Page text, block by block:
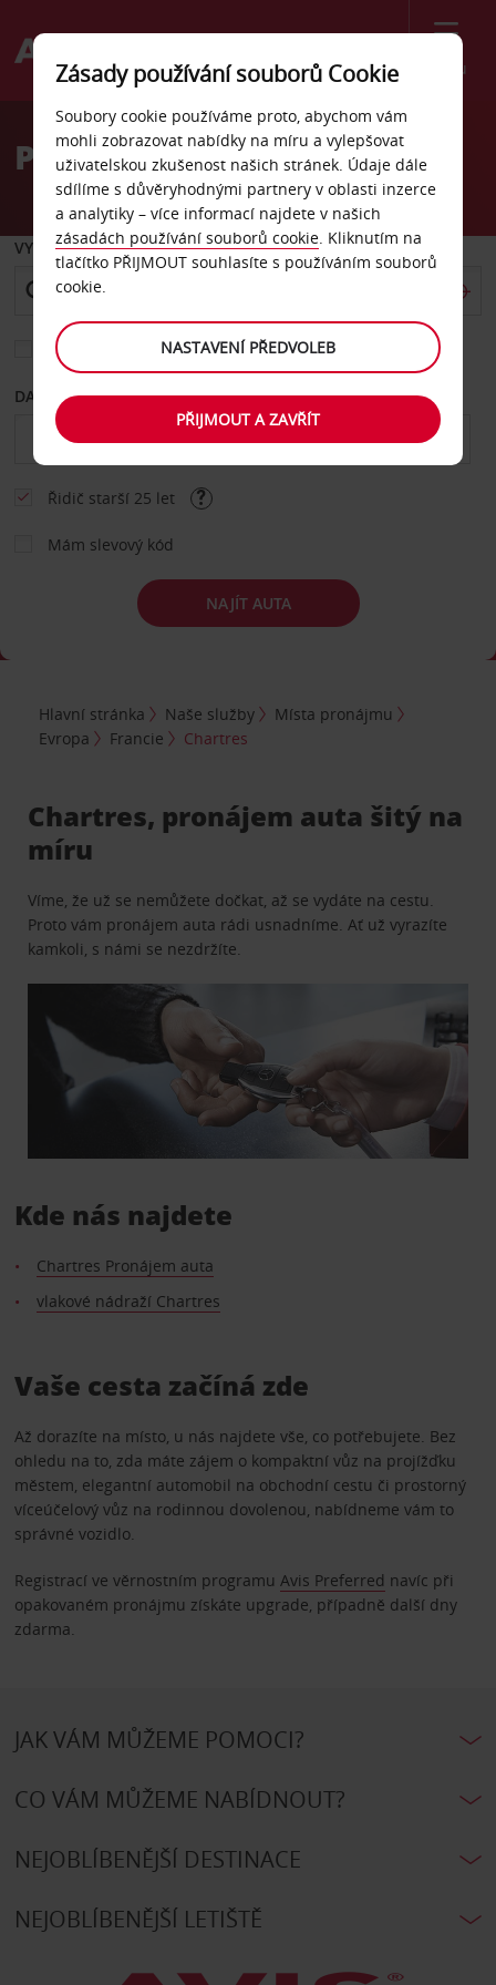
Menu
Welcome
AvisPronájem auta Chartres
VYZVEDNOUT Z
Vyberte si jiné místo vrácení
DATUM OD DATUM DO
Řidič starší 25 let
Mám slevový kód
NAJÍT AUTA
Hlavní stránka Naše služby
Místa pronájmu
Evropa
Francie Chartres
Chartres, pronájem auta šitý na
míru
Víme, že už se nemůžete dočkat, až se vydáte na cestu.
Proto vám pronájem auta rádi usnadníme. Ať už vyrazíte
kamkoli, s námi se nezdržíte.
Kde nás najdete
Chartres Pronájem auta
vlakové nádraží Chartres
Vaše cesta začíná zde
Až dorazíte na místo, u nás najdete vše, co potřebujete. Bez
ohledu na to, zda máte zájem o kompaktní vůz na projížďku
městem, elegantní automobil na obchodní cestu či prostorný
víceúčelový vůz na rodinnou dovolenou, nabídneme vám to
správné vozidlo.
Registrací ve věrnostním programu Avis Preferred navíc při
opakovaném pronájmu získáte upgrade, případně další dny
zdarma.
JAK VÁM MŮŽEME POMOCI?
CO VÁM MŮŽEME NABÍDNOUT?
NEJOBLÍBENĚJŠÍ DESTINACE
NEJOBLÍBENĚJŠÍ LETIŠTĚ
Zásady používání souborů Cookie
Soubory cookie používáme proto, abychom vám
mohli zobrazovat nabídky na míru a vylepšovat
uživatelskou zkušenost našich stránek. Údaje dále
sdílíme s důvěryhodnými partnery v oblasti inzerce
a analytiky – více informací najdete v našich
zásadách používání souborů cookie. Kliknutím na
tlačítko PŘIJMOUT souhlasíte s používáním souborů
cookie.
NASTAVENÍ PŘEDVOLEB
PŘIJMOUT A ZAVŘÍT